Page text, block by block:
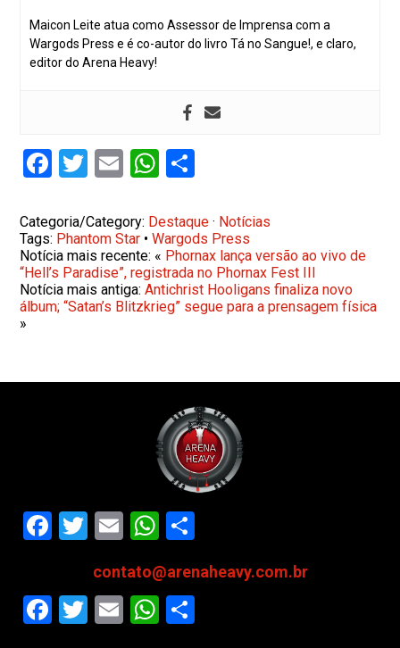
Maicon Leite atua como Assessor de Imprensa com a
Wargods Press e é co-autor do livro Tá no Sangue!, e claro,
editor do Arena Heavy!
Facebook
Twitter
EmailWhatsApp
Categoria/Category: Destaque · Notícias
Tags: Phantom Star •Wargods Press
Notícia mais recente: « Phornax lança versão ao vivo de
“Hell’s Paradise”, registrada no Phornax Fest III
Notícia mais antiga:Antichrist Hooligans finaliza novo
álbum; “Satan’s Blitzkrieg” segue para a prensagem física
»
Facebook
Twitter
EmailWhatsApp
contato@arenaheavy.com.br
Facebook
Twitter
EmailWhatsApp